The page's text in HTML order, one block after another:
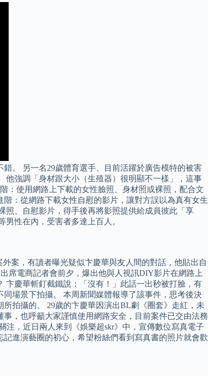
。 另一名29歲體育選手、目前活躍於廣告模特的被害
他強調「身材跟大小（生殖器）很明顯不一樣」，這事
：使用網路上下載的女性臉照、身材照或裸照，配合文
：從網路下載女性自慰的影片，讓對方誤以為真有女生
照、自慰影片，得手後再將影照提供給成員彼此「享
性在內，受害者多達上百人。
案，有讀者曝光疑似卞慶華與友人間的對話，他貼出自
席電商記者會前夕，爆出他與人視訊DIY影片在網路上
卞慶華斬釘截鐵說：「沒有！」此話一出秒被打臉，有
場景下拍攝。 本周新聞媒體報導了該事件，思考後決
拍攝的。 29歲的卞慶華因演出BL劇《圈套》走紅，未
，也呼籲大家謹慎使用網路安全，目前案件已交由法務
注，近日兩人來到《娛樂超skr》中，宣傳數位寫真電子
進演藝圈的初心，希望粉絲們看到寫真書的照片就會歡